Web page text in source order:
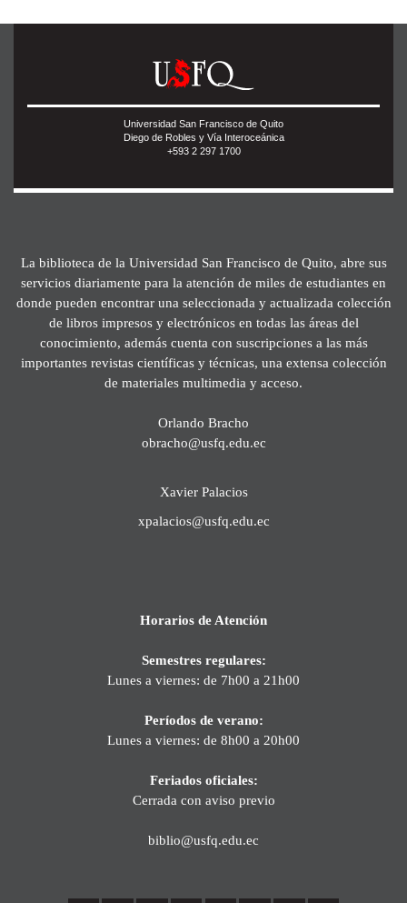
Universidad San Francisco de Quito
Diego de Robles y Vía Interoceánica
+593 2 297 1700
La biblioteca de la Universidad San Francisco de Quito, abre sus
servicios diariamente para la atención de miles de estudiantes en
donde pueden encontrar una seleccionada y actualizada colección
de libros impresos y electrónicos en todas las áreas del
conocimiento, además cuenta con suscripciones a las más
importantes revistas científicas y técnicas, una extensa colección
de materiales multimedia y acceso.
Orlando Bracho
obracho@usfq.edu.ec
Xavier Palacios
xpalacios@usfq.edu.ec
Horarios de Atención
Semestres regulares:
Lunes a viernes: de 7h00 a 21h00
Períodos de verano:
Lunes a viernes: de 8h00 a 20h00
Feriados oficiales:
Cerrada con aviso previo
biblio@usfq.edu.ec